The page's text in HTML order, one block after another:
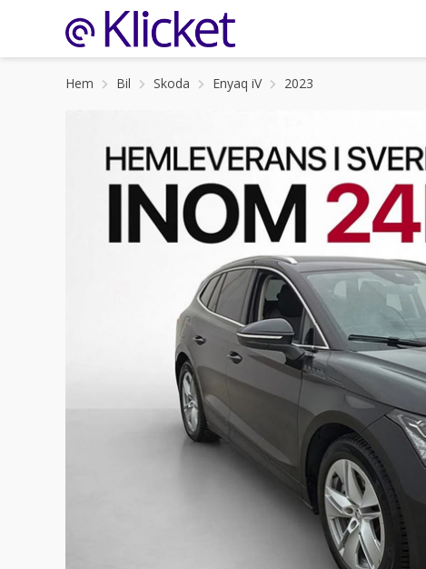
Hem Bil Skoda Enyaq iV 2023